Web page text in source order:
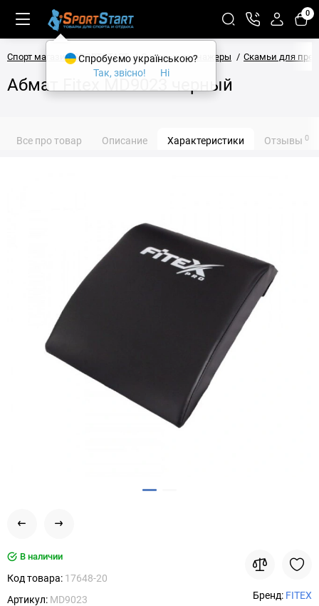
0
Спорт магазин SPORTSTART Силовые тренажеры Скамьи для
Абмат Fitex MD9023 черный
Все про товар Описание Характеристики Отзывы 0
В наличии
Код товара: 17648-20
Артикул: MD9023 Бренд: FITEX
Спробуємо українською?
Так, звісно!
Ні